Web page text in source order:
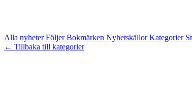
Alla nyheterFöljerBokmärken NyhetskällorKategorier
← Tillbaka till kategorier